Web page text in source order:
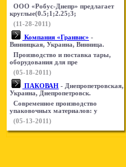
ООО «Робус-Днепр» предлагает
круглые(0.5;1;2.25;3;
(11-28-2011)
Компания «Гранвис» -
Винницкая, Украина, Винница.
Производство и поставка тары,
оборудования для пре
(05-18-2011)
ПАКОВАН - Днепропетровская,
Украина, Днепропетровск.
Современное производство
упаковочных материалов: у
(05-13-2011)